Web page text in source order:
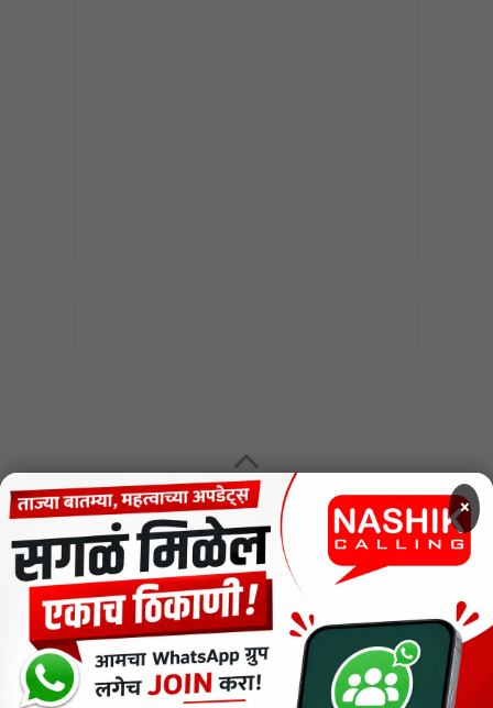
MENU
CODE OF ETHICS FOR DIGITAL NEWS WEBSITES
Contact Us
Privacy Policy
Short News
×